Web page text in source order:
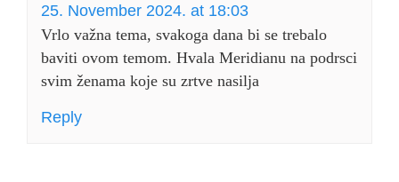
25. November 2024. at 18:03
Vrlo važna tema, svakoga dana bi se trebalo
baviti ovom temom. Hvala Meridianu na podrsci
svim ženama koje su zrtve nasilja
Reply